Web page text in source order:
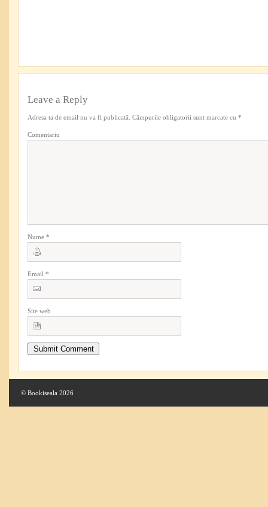
Leave a Reply
Adresa ta de email nu va fi publicată. Câmpurile obligatorii sunt marcate cu *
Comentariu
Nume *
Email *
Site web
© Bookiseala 2026